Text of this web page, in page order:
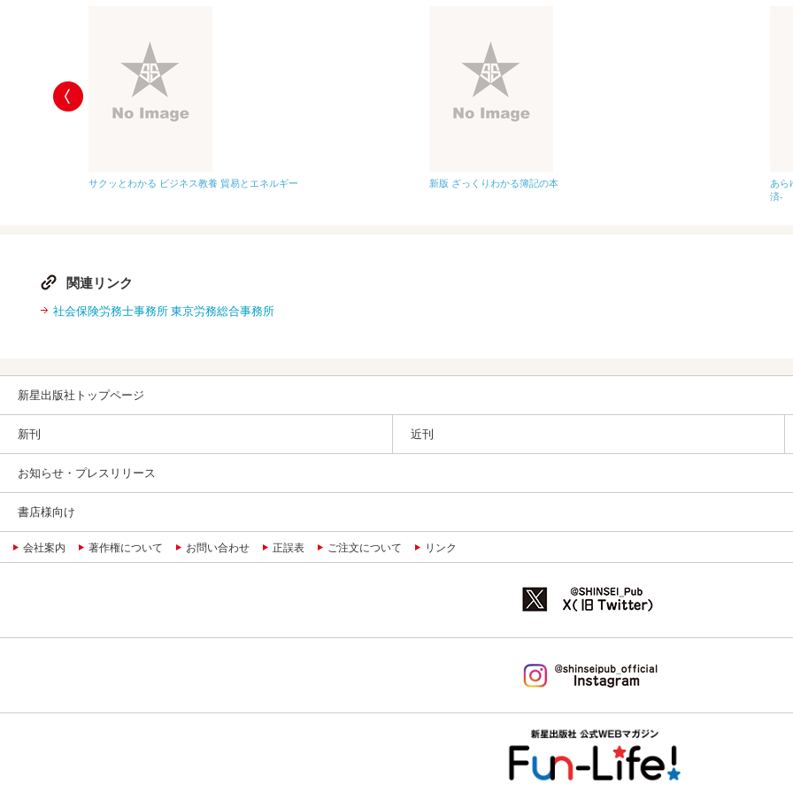
サクッとわかる ビジネス教養 貿易とエネルギー 新版 ざっくりわかる簿記の本
あら
済-
関連リンク
社会保険労務士事務所 東京労務総合事務所
新星出版社トップページ
新刊 近刊
お知らせ・プレスリリース
書店様向け
会社案内 著作権について お問い合わせ 正誤表 ご注文について リンク